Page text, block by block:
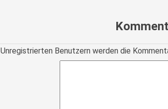
Unregistrierten Benutzern werden die